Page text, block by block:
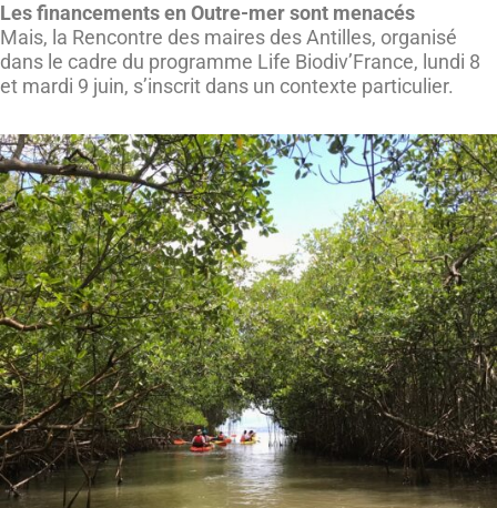
Les financements en Outre-mer sont menacés
Mais, la Rencontre des maires des Antilles, organisé
dans le cadre du programme Life Biodiv’France, lundi 8
et mardi 9 juin, s’inscrit dans un contexte particulier.